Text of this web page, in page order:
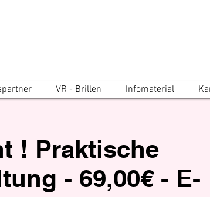
VR - Brillen Infomaterial
! Praktische
- 69,00€ - E-